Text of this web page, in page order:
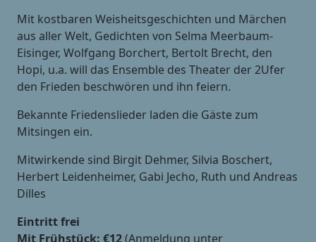
Mit kostbaren Weisheitsgeschichten und Märchen
aus aller Welt, Gedichten von Selma Meerbaum-
Eisinger, Wolfgang Borchert, Bertolt Brecht, den
Hopi, u.a. will das Ensemble des Theater der 2Ufer
den Frieden beschwören und ihn feiern.
Bekannte Friedenslieder laden die Gäste zum
Mitsingen ein.
Mitwirkende sind Birgit Dehmer, Silvia Boschert,
Herbert Leidenheimer, Gabi Jecho, Ruth und Andreas
Dilles
Eintritt frei
Mit Frühstück: €12(Anmeldung unter